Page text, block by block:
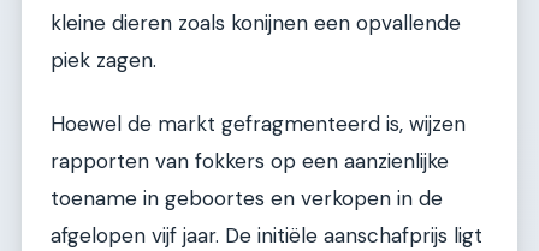
kleine dieren zoals konijnen een opvallende
piek zagen.
Hoewel de markt gefragmenteerd is, wijzen
rapporten van fokkers op een aanzienlijke
toename in geboortes en verkopen in de
afgelopen vijf jaar. De initiële aanschafprijs ligt